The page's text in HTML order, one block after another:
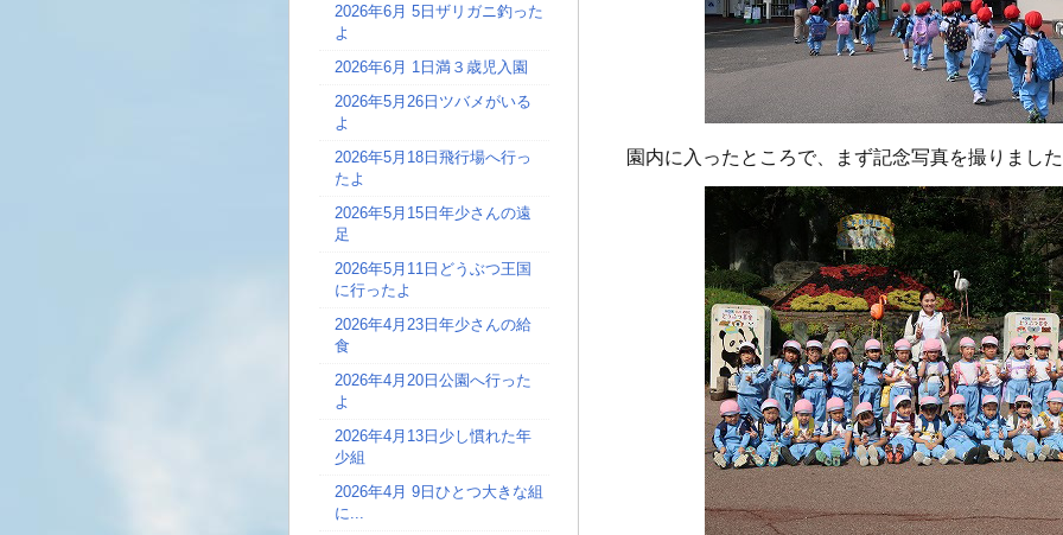
園内に入ったところで、まず記念写真を撮りまし
2026年6月 5日ザリガニ釣った
よ
2026年6月 1日満３歳児入園
2026年5月26日 ツバメがいる
よ
2026年5月18日飛行場へ行っ
たよ
2026年5月15日年少さんの遠
足
2026年5月11日 どうぶつ王国
に行ったよ
2026年4月23日年少さんの給
食
2026年4月20日公園へ行った
よ
2026年4月13日 少し慣れた年
少組
2026年4月 9日ひとつ大きな組
に...